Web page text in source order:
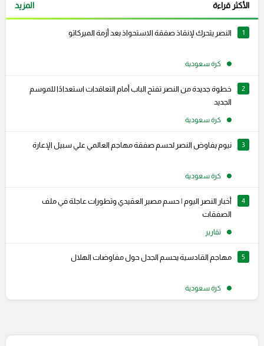
الأكثر قراءة المزيد
1 النصر يتحرك لإنقاذ صفقة الاستحواذ بعد أزمة الميركاتو
كرة سعودية
2
خطوة جديدة من النصر تفتح الباب أمام التعاقدات استعدادًا للموسم
الجديد
كرة سعودية
3 نيوم يفاوض النصر لحسم صفقة مهاجم العالمي علي سبيل الإعارة
كرة سعودية
4
أخبار النصر اليوم | حسم مصير العقيدي وتطورات عاجلة في ملف
الصفقات
تقارير
5 مهاجم القادسية يحسم الجدل حول مفاوضات الهلال
كرة سعودية